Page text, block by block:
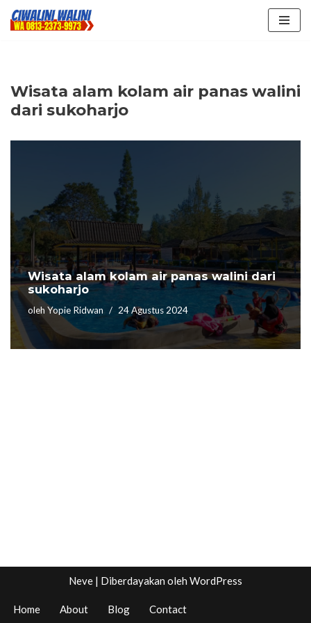
Wisata alam kolam air panas walini
dari sukoharjo
Wisata alam kolam air panas walini dari
sukoharjo
oleh Yopie Ridwan 24 Agustus 2024
Neve | Diberdayakan oleh WordPress
Home About Blog Contact